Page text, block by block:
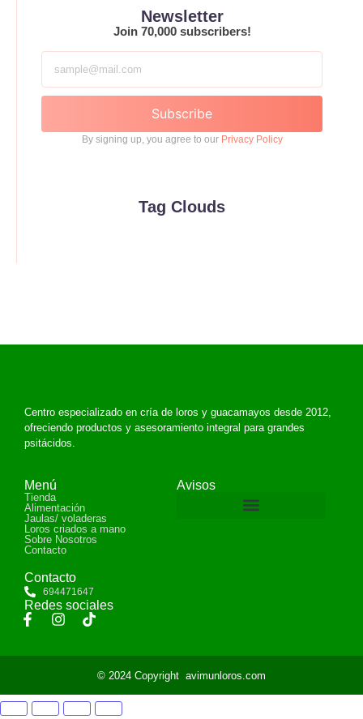
Newsletter
Join 70,000 subscribers!
Subscribe
By signing up, you agree to our Privacy Policy
Tag Clouds
Centro especializado en cría de loros y guacamayos desde 2012,
ofreciendo productos y asesoramiento integral para grandes
psitácidos.
Menú
Tienda
Alimentación
Jaulas/ voladeras
Loros criados a mano
Sobre Nosotros
Contacto
Avisos
Contacto
694471647
Redes sociales
© 2024 Copyright avimunloros.com